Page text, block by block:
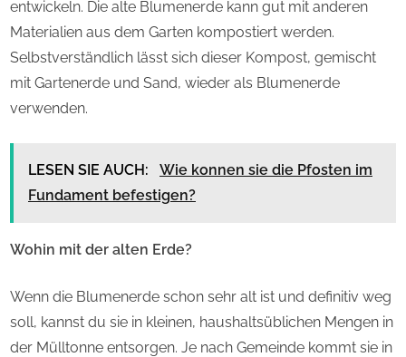
entwickeln. Die alte Blumenerde kann gut mit anderen
Materialien aus dem Garten kompostiert werden.
Selbstverständlich lässt sich dieser Kompost, gemischt
mit Gartenerde und Sand, wieder als Blumenerde
verwenden.
LESEN SIE AUCH:
Wie konnen sie die Pfosten im
Fundament befestigen?
Wohin mit der alten Erde?
Wenn die Blumenerde schon sehr alt ist und definitiv weg
soll, kannst du sie in kleinen, haushaltsüblichen Mengen in
der Mülltonne entsorgen. Je nach Gemeinde kommt sie in